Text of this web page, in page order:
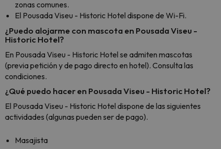
zonas comunes.
El Pousada Viseu - Historic Hotel dispone de Wi-Fi.
¿Puedo alojarme con mascota en Pousada Viseu -
Historic Hotel?
En Pousada Viseu - Historic Hotel se admiten mascotas
(previa petición y de pago directo en hotel). Consulta las
condiciones.
¿Qué puedo hacer en Pousada Viseu - Historic Hotel?
El Pousada Viseu - Historic Hotel dispone de las siguientes
actividades (algunas pueden ser de pago).
Masajista